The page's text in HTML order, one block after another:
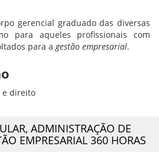
gerencial graduado das diversas
para aqueles profissionais com
para agestão empresarial.
e direito
ADMINISTRAÇÃO DE
EMPRESARIAL 360 HORAS